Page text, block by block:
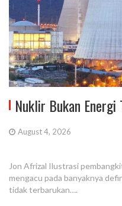
Nuklir Bukan Energi
August 4, 2026
Jon Afrizal Ilustrasi
mengacu pada banyaknya
tidak terbarukan….